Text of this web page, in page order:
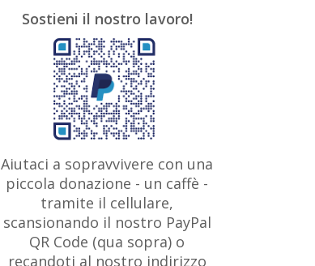
Algerian painter American Art
Argentine Art Armenian painter
Art history Art Institute of Chicago
Art Quotes - Literature
Australian Art Austrian Art
Austro-Hungarian Art Awarded
Artist
Baroque Art
Belarusian
Art Belgian Art Bohemian Art Bolivian
Bosnian Art Brazilian Art British
Art British Museum Brooklyn Museum
Bulgarian Art Burmese Art Canadian
Art
Caravaggio
Chilean Art
Sostieni il nostro lavoro!
Aiutaci a sopravvivere con una
piccola donazione - un caffè -
tramite il cellulare,
scansionando il nostro PayPal
QR Code (qua sopra) o
recandoti al nostro indirizzo